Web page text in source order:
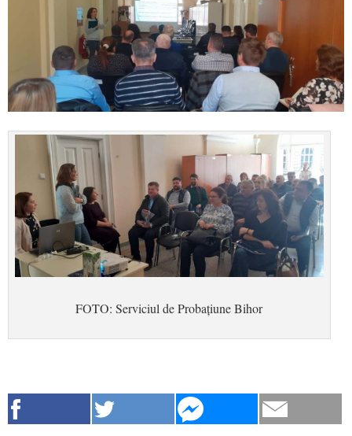
FOTO: Serviciul de Probațiune Bihor